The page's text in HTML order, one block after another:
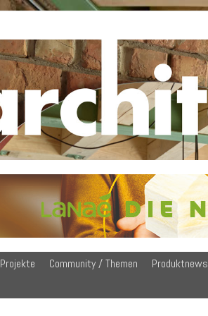
Projekte Community / Themen Produktnews